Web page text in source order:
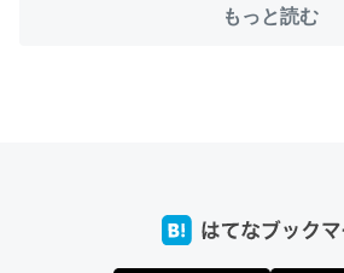
コミュニケーションが劇的に変化した｜
もっと読む